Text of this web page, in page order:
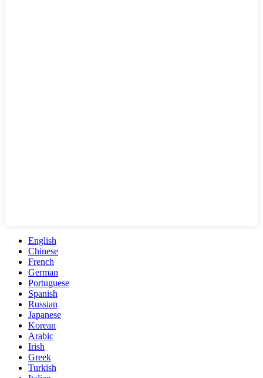
English
Chinese
French
German
Portuguese
Spanish
Russian
Japanese
Korean
Arabic
Irish
Greek
Turkish